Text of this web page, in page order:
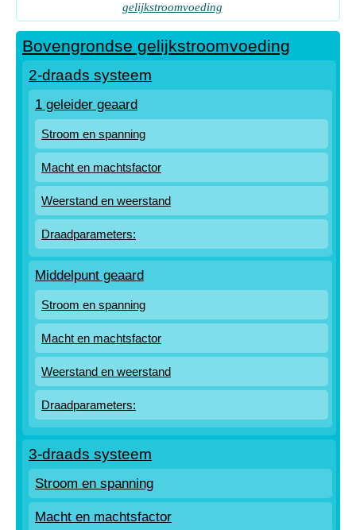
gelijkstroomvoeding
Bovengrondse gelijkstroomvoeding
2-draads systeem
1 geleider geaard
Stroom en spanning
Macht en machtsfactor
Weerstand en weerstand
Draadparameters:
Middelpunt geaard
Stroom en spanning
Macht en machtsfactor
Weerstand en weerstand
Draadparameters:
3-draads systeem
Stroom en spanning
Macht en machtsfactor